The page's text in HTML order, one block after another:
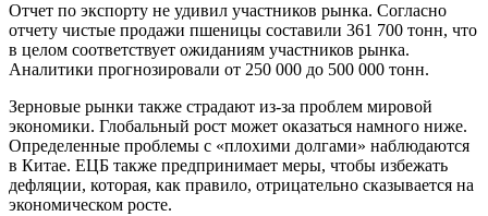
Отчет по экспорту не удивил участников рынка. Согласно
отчету чистые продажи пшеницы составили 361 700 тонн, что
в целом соответствует ожиданиям участников рынка.
Аналитики прогнозировали от 250 000 до 500 000 тонн.
Зерновые рынки также страдают из-за проблем мировой
экономики. Глобальный рост может оказаться намного ниже.
Определенные проблемы с «плохими долгами» наблюдаются
в Китае. ЕЦБ также предпринимает меры, чтобы избежать
дефляции, которая, как правило, отрицательно сказывается на
экономическом росте.